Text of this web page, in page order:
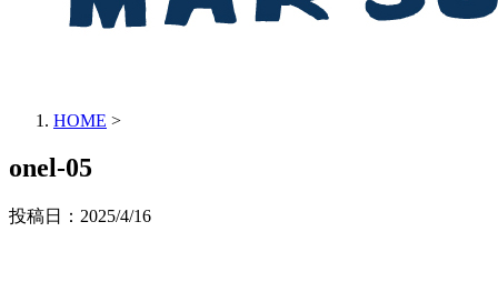
HOME >
onel-05
投稿日： 2025/4/16